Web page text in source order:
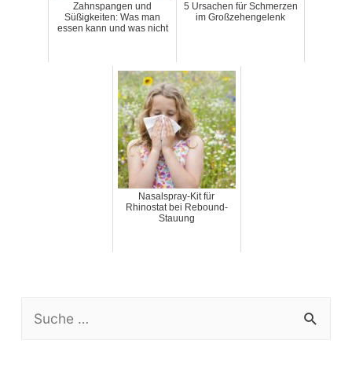
Zahnspangen und
Süßigkeiten: Was man
essen kann und was nicht
5 Ursachen für Schmerzen
im Großzehengelenk
Nasalspray-Kit für
Rhinostat bei Rebound-
Stauung